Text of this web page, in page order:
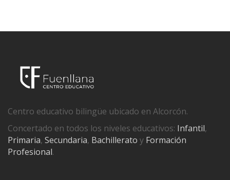
Centro educativo bilingüe ubicado en Alcorcón.
Concertado en todos los niveles educativos: Infantil,
Primaria, Secundaria, Bachillerato y Formación
Profesional.